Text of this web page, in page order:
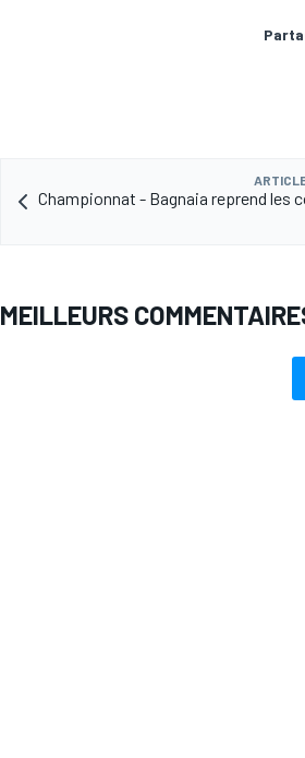
Championnat - Bagnaia reprend les
MEILLEURS